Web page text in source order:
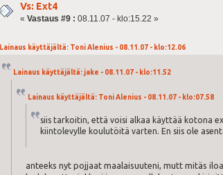
Vs: Ext4
«Vastaus #9 : 08.11.07 - klo:15.22 »
Lainaus käyttäjältä: Toni Alenius - 08.11.07 - klo:12.06
Lainaus käyttäjältä: jake - 08.11.07 - klo:11.52
Lainaus käyttäjältä: Toni Alenius - 08.11.07 - klo:07.58
siis tarkoitin, että voisi alkaa käyttää kotona
kiintolevylle koulutöitä varten. En siis ole
anteeks nyt pojjaat maalaisuuteni, mutt mitäs